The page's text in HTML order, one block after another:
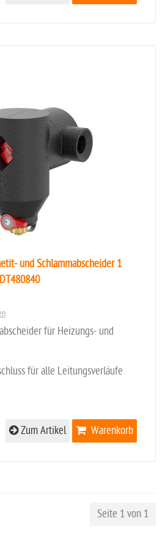
und Schlammabscheider 1
für Heizungs- und
für alle Leitungsverläufe
Warenkorb
Zum Artikel
Seite 1 von 1